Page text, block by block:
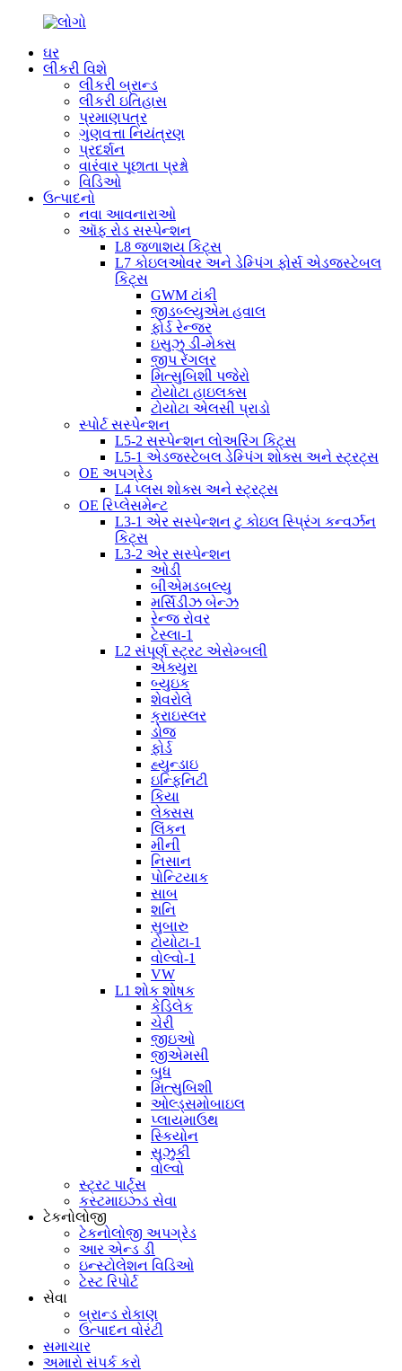
ઘર
લીકરી વિશે
લીકરી બ્રાન્ડ
લીકરી ઇતિહાસ
પ્રમાણપત્ર
ગુણવત્તા નિયંત્રણ
પ્રદર્શન
વારંવાર પૂછાતા પ્રશ્નો
વિડિઓ
ઉત્પાદનો
નવા આવનારાઓ
ઑફ રોડ સસ્પેન્શન
L8 જળાશય કિટ્સ
L7 કોઇલઓવર અને ડેમ્પિંગ ફોર્સ એડજસ્ટેબલ
કિટ્સ
GWM ટાંકી
જીડબ્લ્યુએમ હવાલ
ફોર્ડ રેન્જર
ઇસુઝુ ડી-મેક્સ
જીપ રેંગલર
મિત્સુબિશી પજેરો
ટોયોટા હાઇલક્સ
ટોયોટા એલસી પ્રાડો
સ્પોર્ટ સસ્પેન્શન
L5-2 સસ્પેન્શન લોઅરિંગ કિટ્સ
L5-1 એડજસ્ટેબલ ડેમ્પિંગ શોક્સ અને સ્ટ્રટ્સ
OE અપગ્રેડ
L4 પ્લસ શોક્સ અને સ્ટ્રટ્સ
OE રિપ્લેસમેન્ટ
L3-1 એર સસ્પેન્શન ટુ કોઇલ સ્પ્રિંગ કન્વર્ઝન
કિટ્સ
L3-2 એર સસ્પેન્શન
ઓડી
બીએમડબલ્યુ
મર્સિડીઝ બેન્ઝ
રેન્જ રોવર
ટેસ્લા-1
L2 સંપૂર્ણ સ્ટ્રટ એસેમ્બલી
એક્યુરા
બ્યુઇક
શેવરોલે
ક્રાઇસ્લર
ડોજ
ફોર્ડ
હ્યુન્ડાઇ
ઇન્ફિનિટી
કિયા
લેક્સસ
લિંકન
મીની
નિસાન
પોન્ટિયાક
સાબ
શનિ
સુબારુ
ટોયોટા-1
વોલ્વો-1
VW
L1 શોક શોષક
કેડિલેક
ચેરી
જીઇઓ
જીએમસી
બુધ
મિત્સુબિશી
ઓલ્ડ્સમોબાઇલ
પ્લાયમાઉથ
સ્કિયોન
સુઝુકી
વોલ્વો
સ્ટ્રટ પાર્ટ્સ
કસ્ટમાઇઝ્ડ સેવા
ટેકનોલોજી
ટેકનોલોજી અપગ્રેડ
આર એન્ડ ડી
ઇન્સ્ટોલેશન વિડિઓ
ટેસ્ટ રિપોર્ટ
સેવા
બ્રાન્ડ રોકાણ
ઉત્પાદન વોરંટી
સમાચાર
અમારો સંપર્ક કરો